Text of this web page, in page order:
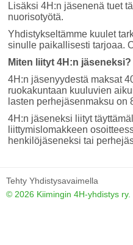
Lisäksi 4H:n jäsenenä tuet
nuorisotyötä.
Yhdistykseltämme kuulet
sinulle paikallisesti tarjoaa.
Miten liityt 4H:n jäseneksi?
4H:n jäsenyydestä maksat
ruokakuntaan kuuluvien
lasten perhejäsenmaksu on
4H:n jäseneksi liityt
liittymislomakkeen
henkilöjäseneksi tai
Tehty Yhdistysavaimella
© 2026 Kiimingin 4H-yhdistys ry.